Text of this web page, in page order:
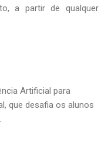
a partir de qualquer
Artificial para
que desafia os alunos